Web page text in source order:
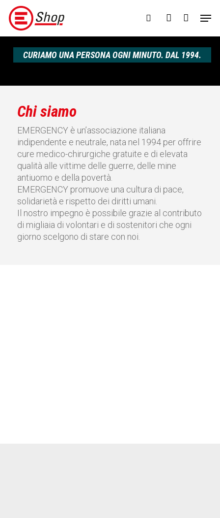
Skip
main
search account
CURIAMO UNA PERSONA OGNI MINUTO. DAL 1994.
Chi siamo
EMERGENCY è un’associazione italiana
indipendente e neutrale, nata nel 1994 per offrire
cure medico-chirurgiche gratuite e di elevata
qualità alle vittime delle guerre, delle mine
antiuomo e della povertà.
EMERGENCY promuove una cultura di pace,
solidarietà e rispetto dei diritti umani.
Il nostro impegno è possibile grazie al contributo
di migliaia di volontari e di sostenitori che ogni
giorno scelgono di stare con noi.